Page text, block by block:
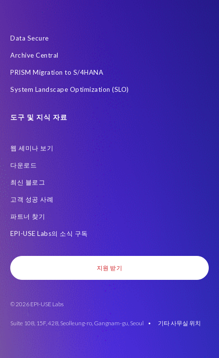
Data Secure
Archive Central
PRISM Migration to S/4HANA
System Landscape Optimization (SLO)
도구 및 지식 자료
웹 세미나 보기
다운로드
최신 블로그
고객 성공 사례
파트너 찾기
EPI-USE Labs의 소식 구독
지원 받기
© 2026 EPI-USE Labs
Suite 108, 15F, 428, Seolleung-ro, Gangnam-gu, Seoul • 기타 사무실 위치